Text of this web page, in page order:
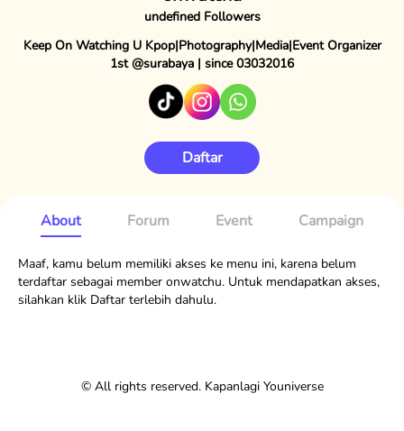
undefined Followers
Keep On Watching U Kpop|Photography|Media|Event Organizer
1st @surabaya | since 03032016
Daftar
About Forum Event Campaign
Maaf, kamu belum memiliki akses ke menu ini, karena belum
terdaftar sebagai member onwatchu. Untuk mendapatkan akses,
silahkan klik Daftar terlebih dahulu.
© All rights reserved. Kapanlagi Youniverse